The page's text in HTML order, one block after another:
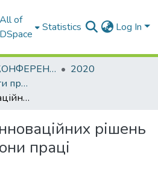
All of
DSpace
Statistics Log In
МАТЕРІАЛИ КОНФЕРЕНЦІЙ
2020
Метрологічні аспекти прийняття рішень в умовах роботи на техногенно небезпечних об’єктах
Необхідність інноваційних рішень в області охорони праці
рішень
праці